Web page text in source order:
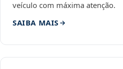
veículo com máxima atenção.
SAIBA MAIS